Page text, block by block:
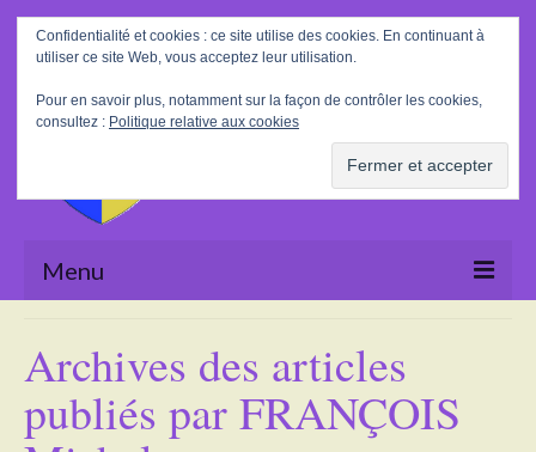
Rechercher
:
Menu
La Mairie
Le village
Archives des articles
publiés par FRANÇOIS
Confidentialité et cookies : ce site utilise des cookies. En continuant à
utiliser ce site Web, vous acceptez leur utilisation.
Pour en savoir plus, notamment sur la façon de contrôler les cookies,
consultez : Politique relative aux cookies